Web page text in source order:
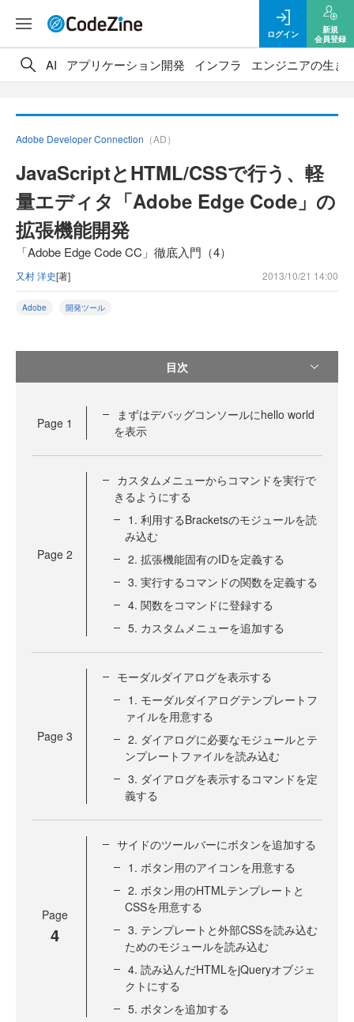
ログイン
新規
会員登録
AI アプリケーション開発 インフラ エンジニアの生き
Adobe Developer Connection （AD）
JavaScriptとHTML/CSSで行う、軽
量エディタ「Adobe Edge Code」の
拡張機能開発
「Adobe Edge Code CC」徹底入門（4）
又村 洋史[著] 2013/10/21 14:00
Adobe 開発ツール
目次
Page 1
まずはデバッグコンソールにhello world
を表示
Page 2
カスタムメニューからコマンドを実行で
きるようにする
1. 利用するBracketsのモジュールを読
み込む
2. 拡張機能固有のIDを定義する
3. 実行するコマンドの関数を定義する
4. 関数をコマンドに登録する
5. カスタムメニューを追加する
Page 3
モーダルダイアログを表示する
1. モーダルダイアログテンプレートフ
ァイルを用意する
2. ダイアログに必要なモジュールとテ
ンプレートファイルを読み込む
3. ダイアログを表示するコマンドを定
義する
Page
4
サイドのツールバーにボタンを追加する
1. ボタン用のアイコンを用意する
2. ボタン用のHTMLテンプレートと
CSSを用意する
3. テンプレートと外部CSSを読み込む
ためのモジュールを読み込む
4. 読み込んだHTMLをjQueryオブジェ
クトにする
5. ボタンを追加する